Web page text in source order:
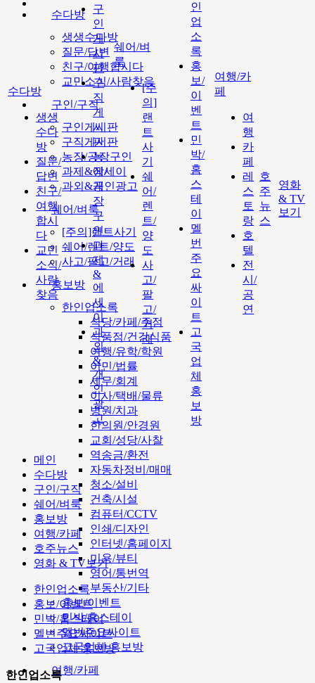
수다방
생생수다방
질문/답변
친구/여행합시다
교민소식/사람찾음
구인/구직
구인게시판
구직게시판
농장/공장구인
과제&에세이
과외&개인광고
쉐어/벼룩
[주의]랜트사기
쉐어/렌트/양도
사고/팔고/거래
홍보방
한인업소록
식당/카페/주점
식품점/건강식품
여행/유학/학원
이민/법률
세무/회계
이사/택배/물류
병원/치과
한의원/안경원
교회/성당/사찰
역송금/환전
자동차정비/매매
청소/설비
건축/시설
컴퓨터/CCTV
인쇄/디자인
인터넷/홈페이지
미용/뷰티
영어/통번역
부동산/기타
홍보/이벤트
민박/홈스테이
멜번주요싸이트
고국업체 홍보방
여행/카페
수다방
생생
수다
방
질문/
답변
친구/
여행
합시
다
교민
소식/
사람
찾음
구
인
게
시
판
구
직
게
시
판
농
장/
공
장
구
인
과
제
&
에
세
이
과
외
&
개
인
광
고
쉐어/벼
룩
[주
의]
랜
트
사
기
쉐
어/
렌
트/
양
도
사
고/
팔
고/
거
래
인
업
소
록
홍
보/
이
벤
트
민
박/
홈
스
테
이
멜
번
주
요
싸
이
트
고
국
업
체
홍
보
방
여행/카
페
여
행
카
페
레
스
토
랑
호
텔
전
시/
공
연
호
주
뉴
스
영화
& TV
보기
메인
수다방
구인/구직
쉐어/벼룩
홍보방
여행/카페
호주뉴스
영화 & TV보기
한인업소록
홍보/이벤트
민박/홈스테이
멜번주요싸이트
고국업체 홍보방
한인업소록